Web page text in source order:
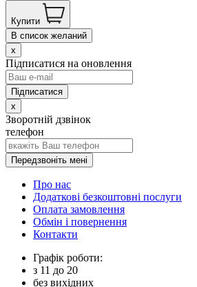
Купити
В список желаний
x
Підписатися на оновлення
x
Зворотній дзвінок
телефон
Передзвоніть мені
Про нас
Додаткові безкоштовні послуги
Оплата замовлення
Обмін і повернення
Контакти
Графік роботи:
з 11 до 20
без вихідних